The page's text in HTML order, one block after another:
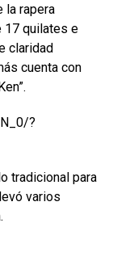
la rapera
17 quilates e
claridad
cuenta con
?
tradicional para
varios